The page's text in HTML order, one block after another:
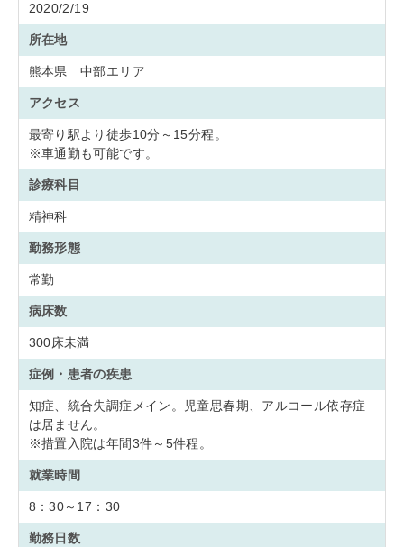
2020/2/19
所在地
熊本県 中部エリア
アクセス
最寄り駅より徒歩10分～15分程。
※車通勤も可能です。
診療科目
精神科
勤務形態
常勤
病床数
300床未満
症例・患者の疾患
知症、統合失調症メイン。児童思春期、アルコール依存症
は居ません。
※措置入院は年間3件～5件程。
就業時間
8：30～17：30
勤務日数